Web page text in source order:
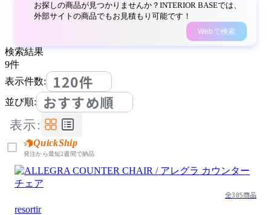
お探しの商品が見つかりませんか？INTERIOR BASEでは、
外部サイトの商品でもお見積もり可能です！
Webで検索
検索結果
9件
表示件数:
120件
並び順: おすすめ順
表示:
QuickShip
発注から最短2週間で納品
全385商品
resortir